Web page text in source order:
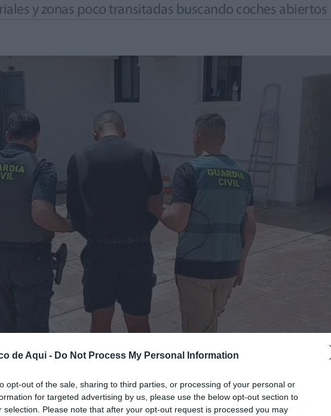
de Aqui - Do Not Process My Personal Information
opt-out of the sale, sharing to third parties, or processing of your personal or
for targeted advertising by us, please use the below opt-out section to
selection. Please note that after your opt-out request is processed you may
y zonas poco transitadas buscando coches abiertos
como presunto autor de 22 hurtos en el interior de vehículos cometidos en varios municipios